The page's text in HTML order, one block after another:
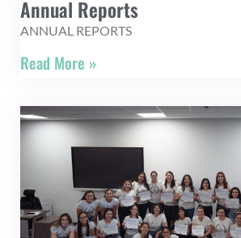
Annual Reports
ANNUAL REPORTS
Read More »